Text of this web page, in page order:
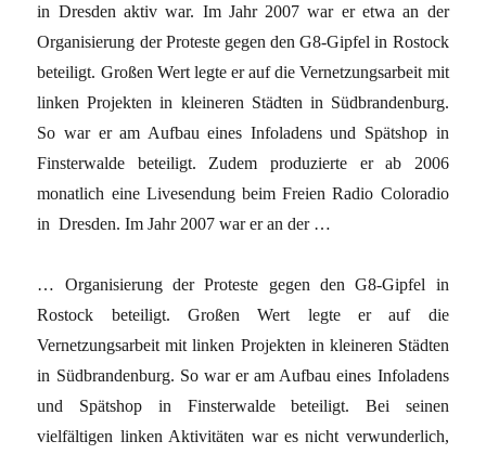
in Dresden aktiv war. Im Jahr 2007 war er etwa an der
Organisierung der Proteste gegen den G8-Gipfel in Rostock
beteiligt. Großen Wert legte er auf die Vernetzungsarbeit mit
linken Projekten in kleineren Städten in Südbrandenburg.
So war er am Aufbau eines Infoladens und Spätshop in
Finsterwalde beteiligt. Zudem produzierte er ab 2006
monatlich eine Livesendung beim Freien Radio Coloradio
in Dresden. Im Jahr 2007 war er an der …
… Organisierung der Proteste gegen den G8-Gipfel in
Rostock beteiligt. Großen Wert legte er auf die
Vernetzungsarbeit mit linken Projekten in kleineren Städten
in Südbrandenburg. So war er am Aufbau eines Infoladens
und Spätshop in Finsterwalde beteiligt. Bei seinen
vielfältigen linken Aktivitäten war es nicht verwunderlich,